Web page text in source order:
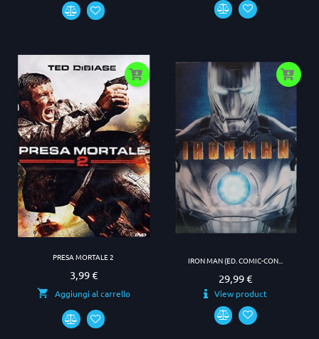
PRESA MORTALE 2
Prezzo
3,99 €
Aggiungi al carrello
IRON MAN (ED. COMIC-CON...
Prezzo
29,99 €
View product